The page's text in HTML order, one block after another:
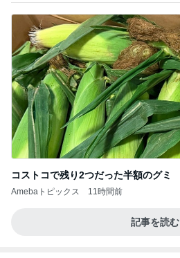
コストコで残り2つだった半額のグミ
Amebaトピックス 11時間前
記事を読む